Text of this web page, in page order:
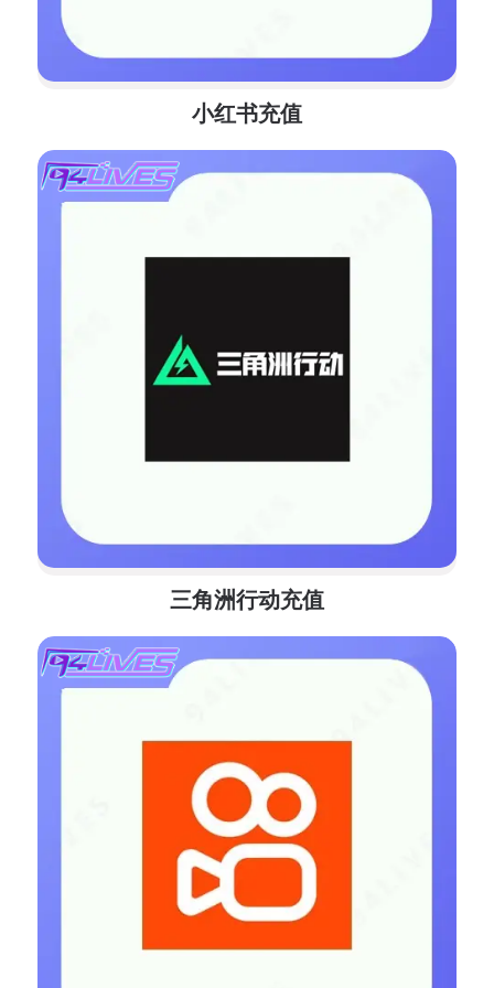
小红书充值
三角洲行动充值